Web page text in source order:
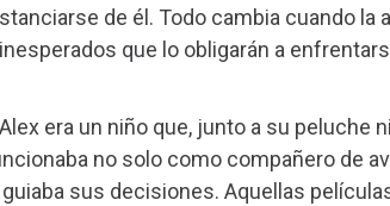
de él. Todo cambia cuando la
que lo obligarán a
era un niño que, junto a su peluche
no solo como compañero de
sus decisiones. Aquellas